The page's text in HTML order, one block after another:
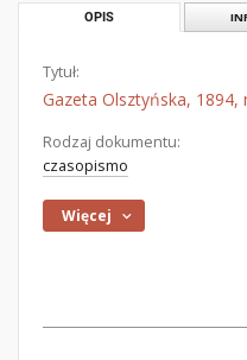
OPIS
Tytuł:
Gazeta Olsztyńska, 1894,
Rodzaj dokumentu:
czasopismo
Więcej